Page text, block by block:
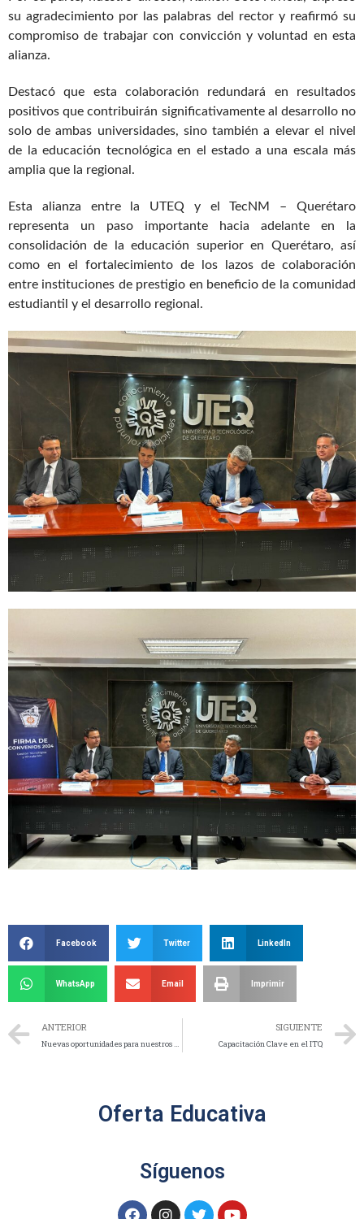
su agradecimiento por las palabras del rector y reafirmó su
compromiso de trabajar con convicción y voluntad en esta
alianza.
Destacó que esta colaboración redundará en resultados
positivos que contribuirán significativamente al desarrollo no
solo de ambas universidades, sino también a elevar el nivel
de la educación tecnológica en el estado a una escala más
amplia que la regional.
Esta alianza entre la UTEQ y el TecNM – Querétaro
representa un paso importante hacia adelante en la
consolidación de la educación superior en Querétaro, así
como en el fortalecimiento de los lazos de colaboración
entre instituciones de prestigio en beneficio de la comunidad
estudiantil y el desarrollo regional.
Facebook Twitter LinkedIn
WhatsApp Email Imprimir
ANTERIOR
Nuevas oportunidades para nuestros estudiantes con la empresa Brose
SIGUIENTE
Capacitación Clave en el ITQ
Oferta Educativa
Síguenos